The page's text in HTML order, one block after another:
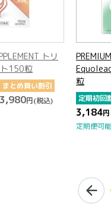
トリ
150粒
まとめ買い割引
円(税込)
粒
定期初回
3,184円
定期便可能